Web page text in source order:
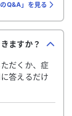
のQ&A」を見る
ますか？
だくか、症
答えるだけ